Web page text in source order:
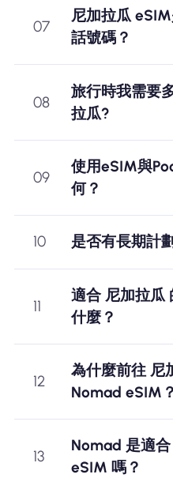
07
尼加拉瓜
話號碼？
08
旅行時我需要
拉瓜?
09
使用eSIM與
何？
10 是否有長期計
11
適合 尼加拉瓜
什麼？
12
為什麼前往 尼
Nomad eSIM？
13
Nomad 是適
eSIM 嗎？